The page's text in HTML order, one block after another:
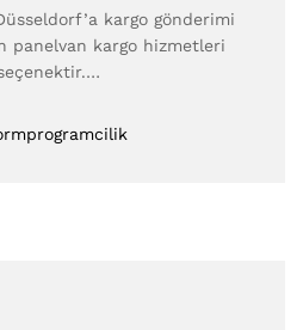
kargo gönderimi
panelvan kargo hizmetleri